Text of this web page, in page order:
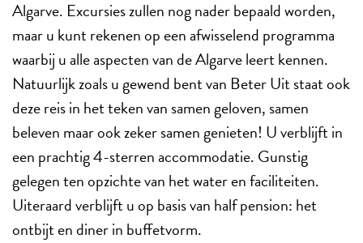
Algarve. Excursies zullen nog nader bepaald worden,
maar u kunt rekenen op een afwisselend programma
waarbij u alle aspecten van de Algarve leert kennen.
Natuurlijk zoals u gewend bent van Beter Uit staat ook
deze reis in het teken van samen geloven, samen
beleven maar ook zeker samen genieten! U verblijft in
een prachtig 4-sterren accommodatie. Gunstig
gelegen ten opzichte van het water en faciliteiten.
Uiteraard verblijft u op basis van half pension: het
ontbijt en diner in buffetvorm.